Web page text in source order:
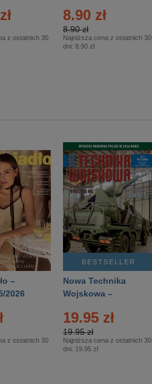
z ostatnich 30
8.90 zł
8.90 zł
Najniższa cena z ostatnich 30
dni: 8.90 zł
–
2026
z ostatnich 30
BESTSELLER
Nowa Technika
Wojskowa –
19.95 zł
19.95 zł
Najniższa cena z ostatnich 30
dni: 19.95 zł